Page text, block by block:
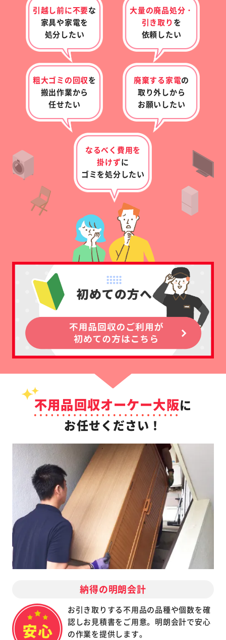
引越し前に不要な
家具や家電を
処分したい
大量の廃品処分・
引き取りを
依頼したい
粗大ゴミの回収を
搬出作業から
任せたい
廃棄する家電の
取り外しから
お願いしたい
なるべく費用を
掛けずに
ゴミを処分したい
不用品回収オーケー大阪に
お任せください！
納得の明朗会計
お引き取りする不用品の品種や個数を確
認しお見積書をご用意。明朗会計で安心
の作業を提供します。